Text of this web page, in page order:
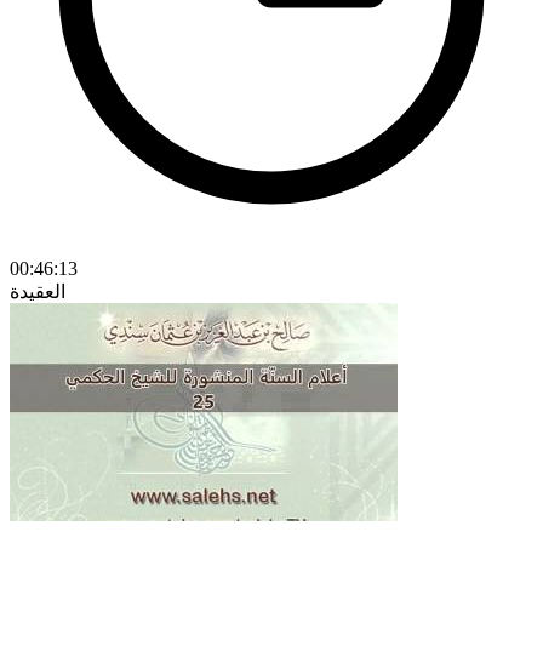
00:46:13
العقيدة